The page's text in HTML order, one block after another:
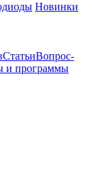
Новинки
СтатьиВопрос-
и программы